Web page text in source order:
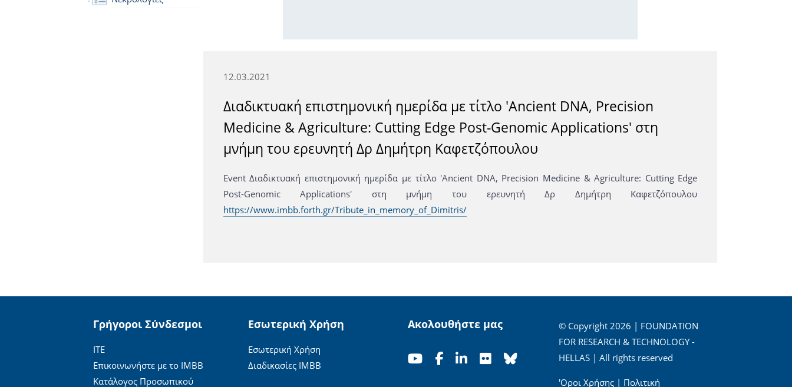
12.03.2021
Διαδικτυακή επιστημονική ημερίδα με τίτλο 'Ancient DNA, Precision
Medicine & Agriculture: Cutting Edge Post-Genomic Applications' στη
μνήμη του ερευνητή Δρ Δημήτρη Καφετζόπουλου
Event Διαδικτυακή επιστημονική ημερίδα με τίτλο 'Ancient DNA, Precision Medicine & Agriculture: Cutting Edge
Post-Genomic Applications' στη μνήμη του ερευνητή Δρ Δημήτρη Καφετζόπουλου
https://www.imbb.forth.gr/Tribute_in_memory_of_Dimitris/
Γρήγοροι Σύνδεσμοι
ΙΤΕ
Επικοινωνήστε με το ΙΜΒΒ
Κατάλογος Προσωπικού
Εσωτερική Χρήση
Εσωτερική Χρήση
Διαδικασίες ΙΜΒΒ
Ακολουθήστε μας
© Copyright 2026 | FOUNDATION
FOR RESEARCH & TECHNOLOGY -
HELLAS | All rights reserved
'Οροι Χρήσης| Πολιτική